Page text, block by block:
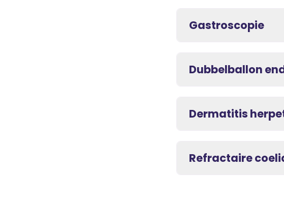
Gastroscopie
Dubbelballon
Dermatitis
Refractaire